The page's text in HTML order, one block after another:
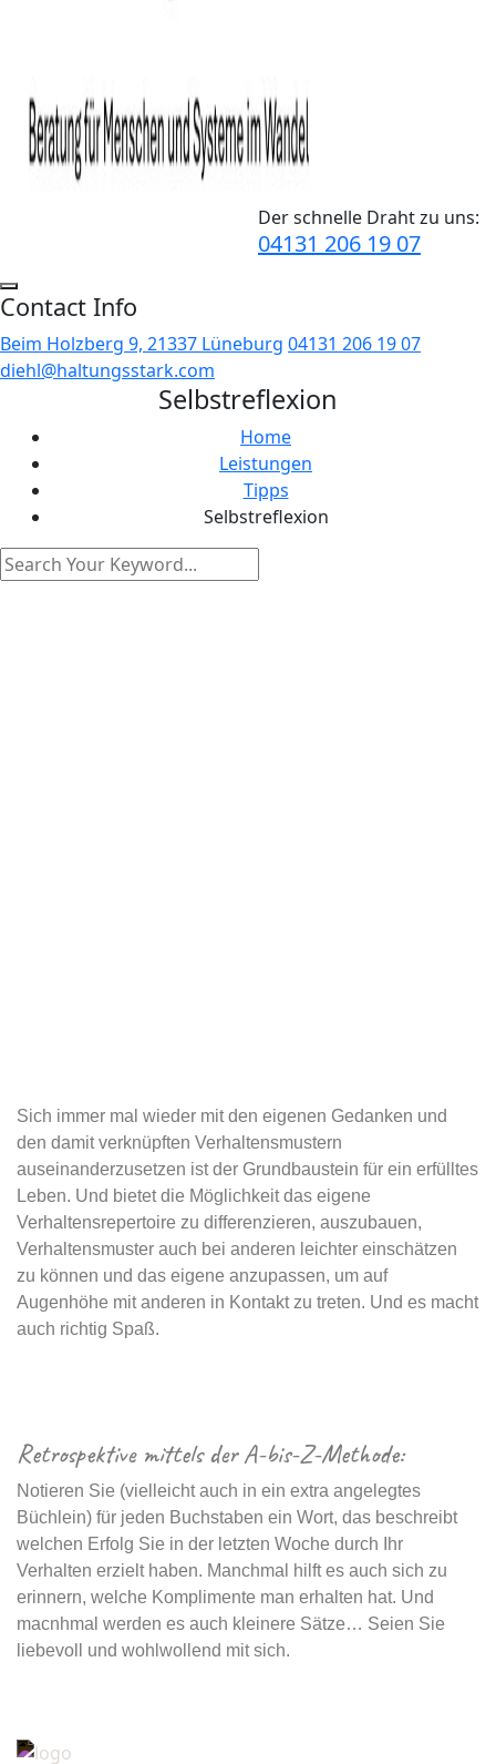
Der schnelle Draht zu uns:
04131 206 19 07
Contact Info
Beim Holzberg 9, 21337 Lüneburg 04131 206 19 07
diehl@haltungsstark.com
Selbstreflexion
Home
Leistungen
Tipps
Selbstreflexion
Sich immer mal wieder mit den eigenen Gedanken und
den damit verknüpften Verhaltensmustern
auseinanderzusetzen ist der Grundbaustein für ein erfülltes
Leben. Und bietet die Möglichkeit das eigene
Verhaltensrepertoire zu differenzieren, auszubauen,
Verhaltensmuster auch bei anderen leichter einschätzen
zu können und das eigene anzupassen, um auf
Augenhöhe mit anderen in Kontakt zu treten. Und es macht
auch richtig Spaß.
Retrospektive mittels der A-bis-Z-Methode:
Notieren Sie (vielleicht auch in ein extra angelegtes
Büchlein) für jeden Buchstaben ein Wort, das beschreibt
welchen Erfolg Sie in der letzten Woche durch Ihr
Verhalten erzielt haben. Manchmal hilft es auch sich zu
erinnern, welche Komplimente man erhalten hat. Und
macnhmal werden es auch kleinere Sätze… Seien Sie
liebevoll und wohlwollend mit sich.